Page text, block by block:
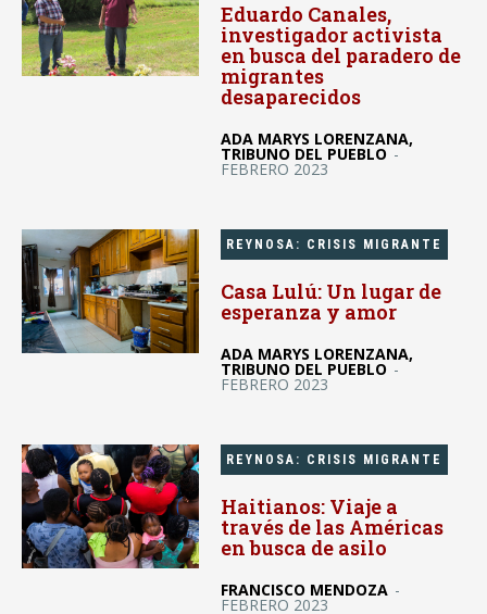
Eduardo Canales,
investigador activista
en busca del paradero de
migrantes
desaparecidos
ADA MARYS LORENZANA,
TRIBUNO DEL PUEBLO -
FEBRERO 2023
REYNOSA: CRISIS MIGRANTE
Casa Lulú: Un lugar de
esperanza y amor
ADA MARYS LORENZANA,
TRIBUNO DEL PUEBLO -
FEBRERO 2023
REYNOSA: CRISIS MIGRANTE
Haitianos: Viaje a
través de las Américas
en busca de asilo
FRANCISCO MENDOZA -
FEBRERO 2023